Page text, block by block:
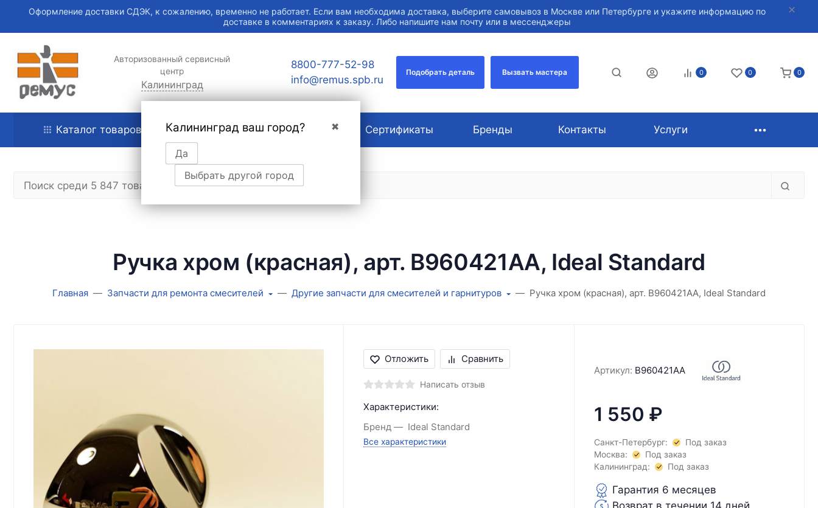
Оформление доставки СДЭК, к сожалению, временно не работает. Если вам необходима доставка, выберите самовывоз в Москве или Петербурге и укажите информацию по
доставке в комментариях к заказу. Либо напишите нам почту или в мессенджеры
Авторизованный сервисный
центр
Калининград
✖
Калининград ваш город?
Да
Выбрать другой город
8800-777-52-98
info@remus.spb.ru
Подобрать деталь Вызвать мастера 0 0 0
Каталог товаров Главная О компании Сертификаты Бренды Контакты Услуги
Ручка хром (красная), арт. B960421AA, Ideal Standard
Главная Запчасти для ремонта смесителей Другие запчасти для смесителей и гарнитуров Ручка хром (красная), арт. B960421AA, Ideal Standard
Отложить Сравнить
Написать отзыв
Характеристики:
Бренд
Ideal Standard
Все характеристики
Артикул: B960421AA
1 550 ₽
Санкт-Петербург:
Под заказ
Москва:
Под заказ
Калининград:
Под заказ
Гарантия 6 месяцев